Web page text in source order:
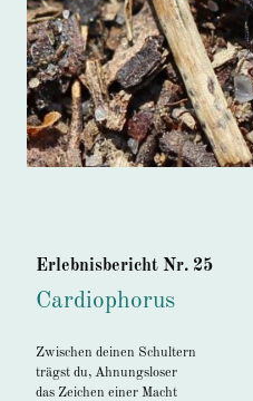
Erlebnisbericht Nr. 25
Cardiophorus
Zwischen deinen Schultern
trägst du, Ahnungsloser
das Zeichen einer Macht